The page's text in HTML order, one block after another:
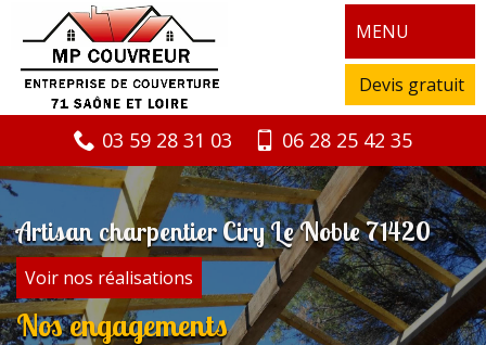
MENU
Devis gratuit
03 59 28 31 03 06 28 25 42 35
Artisan charpentier Ciry Le Noble 71420
Voir nos réalisations
Nos engagements